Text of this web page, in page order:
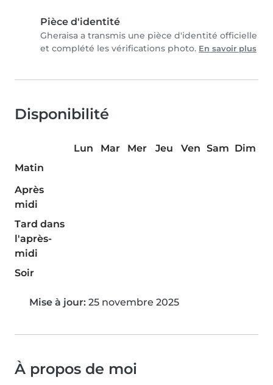
Pièce d'identité
Gheraisa a transmis une pièce d'identité officielle
et complété les vérifications photo. En savoir plus
Disponibilité
Lun Mar Mer Jeu Ven Sam Dim
Matin
Après
midi
Tard dans
l'après-
midi
Soir
Mise à jour: 25 novembre 2025
À propos de moi